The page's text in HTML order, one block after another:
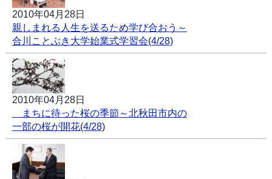
2010年04月28日
親しまれる人生を送るため学び合おう～
合川ことぶき大学始業式学習会(4/28)
2010年04月28日
まちに待った桜の季節～北秋田市内の
一部の桜が開花(4/28)